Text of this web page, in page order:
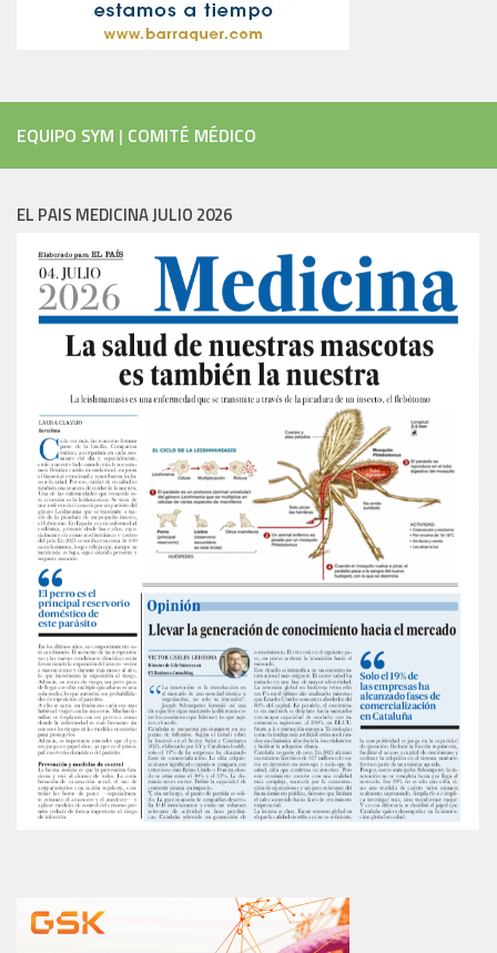
EQUIPO SYM | COMITÉ MÉDICO
EL PAIS MEDICINA JULIO 2026